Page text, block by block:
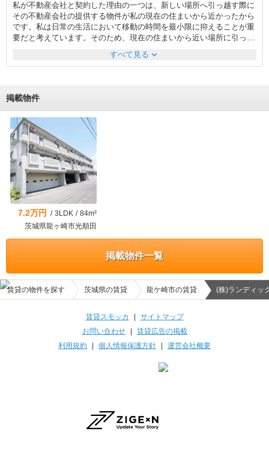
とがあります。スモッカで今回の物件を見つけ、問い合わせをした
ら、こちらの不動産屋さんであっけなくお部屋が決まったため、本当
に感謝しかありません。 入居後も気になることがあり電話したら、
やはりスムーズに対応してくださったので、信頼できる不動産屋さん
私が不動産会社と契約した理由の一つは、新しい場所へ引っ越す際に
その不動産会社の提供する物件が私の現在の住まいから近かったから
です。私は日常の生活において移動の時間を最小限に抑えることが重
要だと考えています。そのため、現在の住まいから近い場所に引っ越
すことは私の生活をより便利にするための重要な要素でした。不動産
会社と契約する際に私の希望条件や予算を伝え、その条件に合った物
囲を大きく変えずに新しい住まいに移る事ができるというメリットが
ありました。また、友人との関係性も考慮しました。私の友人の多く
は近くに住んでおり、交流や支え合いが重要な要素となっています。
そのため、引っ越し先も友人との距離を保ちつつ、継続的な関係を築
く事ができる場所であることが求められました。不動産会社が提供し
てくれた物件は、この点にも配慮されており、繋がりを大切にできる
環境でした。以上の理由からここの不動産会社で契約いたしました。
すべて見る expand_more
掲載物件
7.2万円 / 3LDK / 84m²
茨城県龍ヶ崎市光順田
掲載物件一覧
賃貸の物件を探す 茨城県の賃貸 龍ケ崎市の賃貸 (株)ランディッ
賃貸スモッカ
サイトマップ
お問い合わせ| 賃貸広告の掲載
利用規約
個人情報保護方針 運営会社概要